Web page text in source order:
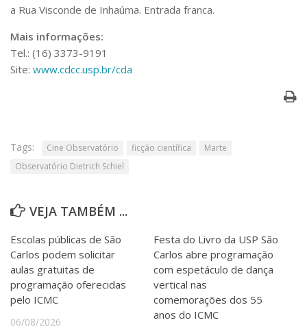
Aplicativos e Sites
Jornal da USP
Agenda de Eventos
Defesa de Teses
a Rua Visconde de Inhaúma. Entrada franca.
Mais informações:
Tel.: (16) 3373-9191
Site: www.cdcc.usp.br/cda
Tags: Cine Observatório ficção científica
Marte
Observatório Dietrich Schiel
VEJA TAMBÉM ...
Escolas públicas de São
Carlos podem solicitar
aulas gratuitas de
programação oferecidas
pelo ICMC
06/08/2026
Festa do Livro da USP São
Carlos abre programação
com espetáculo de dança
vertical nas
comemorações dos 55
anos do ICMC